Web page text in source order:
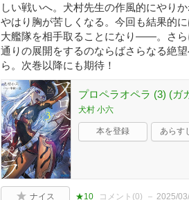
しい戦いへ。犬村先生の作風的にやり
やはり胸が苦しくなる。今回も結果的
大艦隊を相手取ることになり――。さ
通りの展開をするのならばさらなる絶
ら。次巻以降にも期待！
プロペラオペラ (3) (ガ
犬村 小六
本を登録 あらす
ナイス ★10 コメント(0) 2025/